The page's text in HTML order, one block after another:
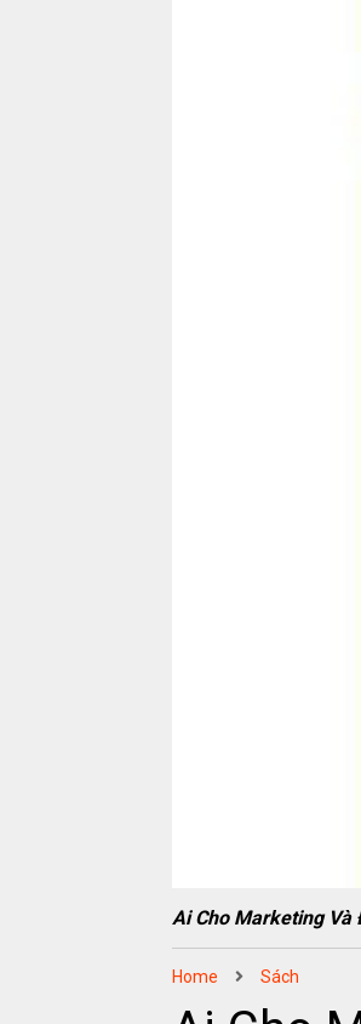
Ai Cho Marketing Và
Home Sách